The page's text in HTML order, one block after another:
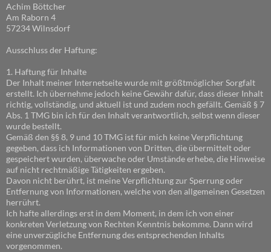
Achim Böttcher
Am Raborn 4
57234 Wilnsdorf
Ausschluss der Haftung:
1. Haftung für Inhalte
Der Inhalt meiner Internetseite wurde mit größtmöglicher Sorgfalt
erstellt. Ich übernehme jedoch keine Gewähr dafür, dass dieser Inhalt
richtig, vollständig, und aktuell ist und zudem noch gefällt. Gemäß § 7
Abs. 1 TMG bin ich für den Inhalt verantwortlich, selbst wenn dieser
wurde bestellt.
Gemäß den §§ 8, 9 und 10 TMG ist für mich keine Verpflichtung
gegeben, dass ich Informationen von Dritten, die übermittelt oder
gespeichert wurden, überwache oder Umstände erhebe, die Hinweise
auf nicht rechtmäßige Tätigkeiten ergeben.
Davon nicht berührt, ist meine Verpflichtung zur Sperrung oder
Entfernung von Informationen, welche von den allgemeinen Gesetzen
herrührt.
Ich hafte allerdings erst in dem Moment, in dem ich von einer
konkreten Verletzung von Rechten Kenntnis bekomme. Dann wird
eine unverzügliche Entfernung des entsprechenden Inhalts
vorgenommen.